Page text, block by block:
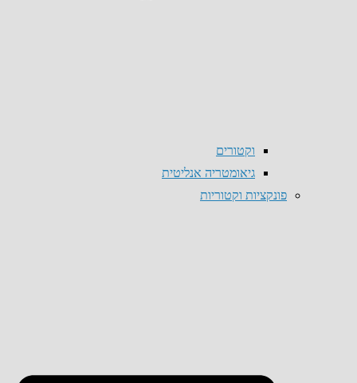
וקטורים
גיאומטריה אנליטית
פונקציות וקטוריות